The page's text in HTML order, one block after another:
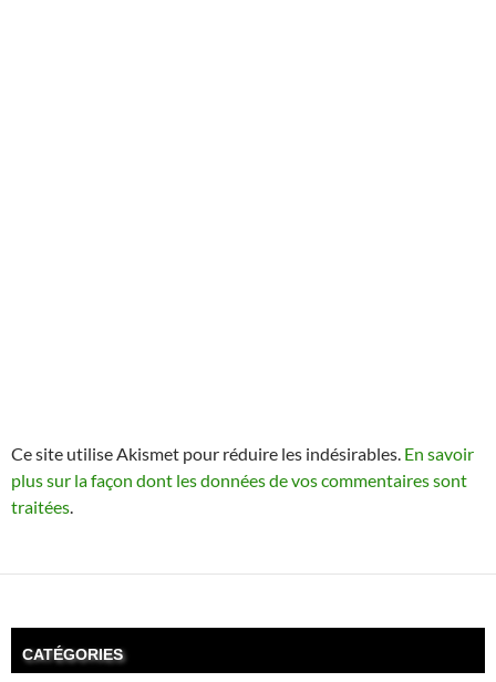
Ce site utilise Akismet pour réduire les indésirables. En savoir
plus sur la façon dont les données de vos commentaires sont
traitées.
CATÉGORIES